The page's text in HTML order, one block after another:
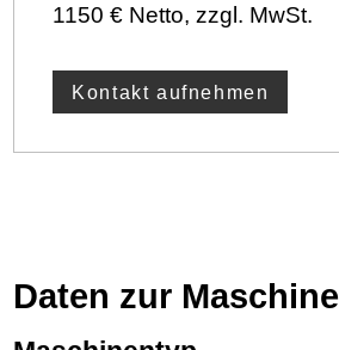
1150 € Netto, zzgl. MwSt.
Kontakt aufnehmen
Daten zur Maschine